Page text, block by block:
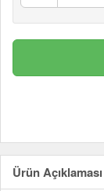
Ürün Açıklaması